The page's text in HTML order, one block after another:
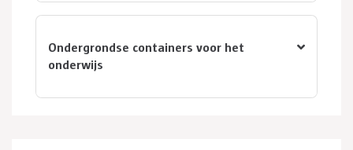
Ondergrondse containers voor het
onderwijs